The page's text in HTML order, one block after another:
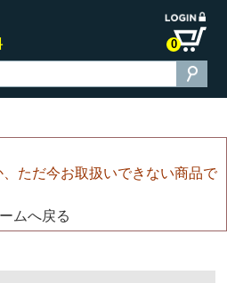
0
ただ今お取扱いできない商品で
ムへ戻る